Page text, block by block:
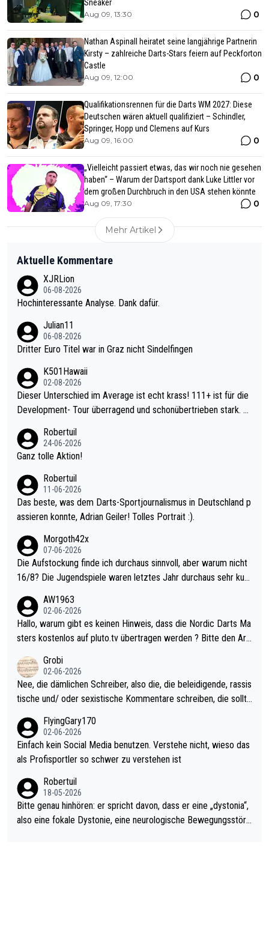
Sneaker
Aug 09, 13:30 0
Nathan Aspinall heiratet seine langjährige Partnerin
Kirsty – zahlreiche Darts-Stars feiern auf Peckforton
Castle
Aug 09, 12:00 0
Qualifikationsrennen für die Darts WM 2027: Diese
Deutschen wären aktuell qualifiziert – Schindler,
Springer, Hopp und Clemens auf Kurs
Aug 09, 16:00 0
„Vielleicht passiert etwas, das wir noch nie gesehen
haben“ – Warum der Dartsport dank Luke Littler vor
dem großen Durchbruch in den USA stehen könnte
Aug 09, 17:30 0
Mehr Artikel
Aktuelle Kommentare
XJRLion
06-08-2026
Hochinteressante Analyse. Dank dafür.
Julian11
06-08-2026
Dritter Euro Titel war in Graz nicht Sindelfingen
K501Hawaii
02-08-2026
Dieser Unterschied im Average ist echt krass! 111+ ist für die
Development- Tour überragend und schonübertrieben stark. U
mal 40+ erst recht. Da gewinnst keinen Blumentopf - ist ja noc
h krasser wie ein Pokalspiel eines Kreisligisten vs einem Bund
Robertuil
24-06-2026
Ganz tolle Aktion!
Robertuil
11-06-2026
Das beste, was dem Darts-Sportjournalismus in Deutschland p
assieren konnte, Adrian Geiler! Tolles Portrait :).
Morgoth42x
07-06-2026
Die Aufstockung finde ich durchaus sinnvoll, aber warum nicht
16/8? Die Jugendspiele waren letztes Jahr durchaus sehr kurz
Allerdings ist Mitchell Lawrie als Nummer 1 der Welt eh qualifi
ziert. Somit ändert die automatische Qualifikation des Weltmei
sters erstmal nichts. Ich denke sie wollen damit für nächstes J
ohl wenig WDF Turniere spielen. Dies war bei Archie Self letzt
es Jahr der Fall. Er musste als amtierender Weltmeister durch
den Qualifier und ich glaube kaum, dass Mitchel sich das (in Ve
gas) antun würde, wenn er doch eigentlich die PDC-WM als Zi
el hat.
AW1963
02-06-2026
Hallo, warum gibt es keinen Hinweis, dass die Nordic Darts Ma
sters kostenlos auf pluto.tv übertragen werden ? Bitte den Arti
Grobi
02-06-2026
Nee, die dämlichen Schreiber, also die, die beleidigende, rassis
tische und/ oder sexistische Kommentare schreiben, die sollte
s Leben in den Griff kriegen. Nur eins wundert mich: Luke Little
r war doch neulich erst derjenige, der über Social Media GvV p
rovoziert hat. Und Littlers Mutter schießt öfters mal gegen Ric
FlyingGary170
02-06-2026
Einfach kein Social Media benutzen. Verstehe nicht, wieso das
als Profisportler so schwer zu verstehen ist
Robertuil
18-05-2026
Bitte genau hinhören: er spricht davon, dass er eine „dystonia“,
also eine fokale Dystonie, eine neurologische Bewegungsstöru